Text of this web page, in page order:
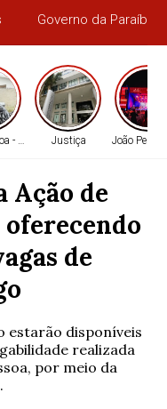
Governo da Paraíba
- PB Justiça João
Ação de
de
estarão disponíveis
realizada
por meio da